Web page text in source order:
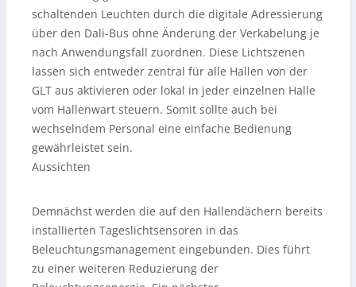
schaltenden Leuchten durch die digitale Adressierung
über den Dali-Bus ohne Änderung der Verkabelung je
nach Anwendungsfall zuordnen. Diese Lichtszenen
lassen sich entweder zentral für alle Hallen von der
GLT aus aktivieren oder lokal in jeder einzelnen Halle
vom Hallenwart steuern. Somit sollte auch bei
wechselndem Personal eine einfache Bedienung
gewährleistet sein.
Aussichten
Demnächst werden die auf den Hallendächern bereits
installierten Tageslichtsensoren in das
Beleuchtungsmanagement eingebunden. Dies führt
zu einer weiteren Reduzierung der